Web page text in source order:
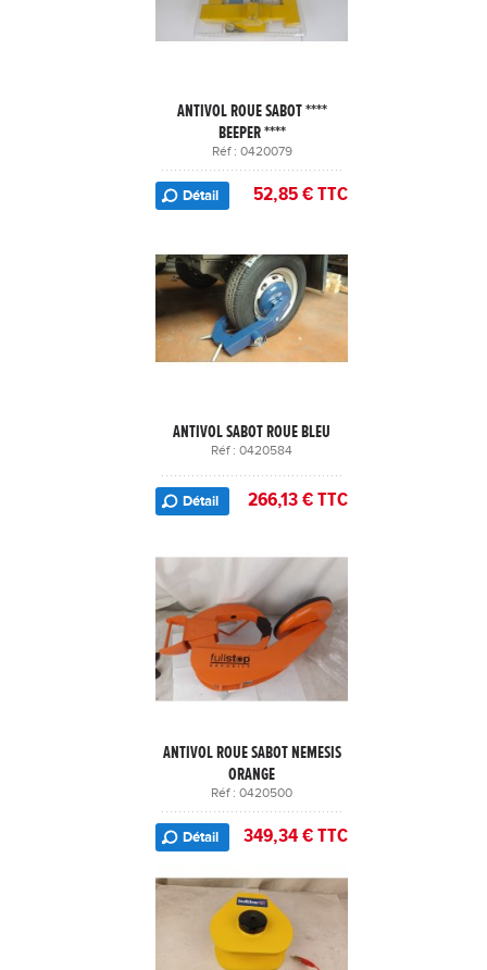
ANTIVOL ROUE SABOT ****
BEEPER ****
Réf : 0420079
Détail 52,85 € TTC
ANTIVOL SABOT ROUE BLEU
Réf : 0420584
Détail 266,13 € TTC
ANTIVOL ROUE SABOT NEMESIS
ORANGE
Réf : 0420500
Détail 349,34 € TTC